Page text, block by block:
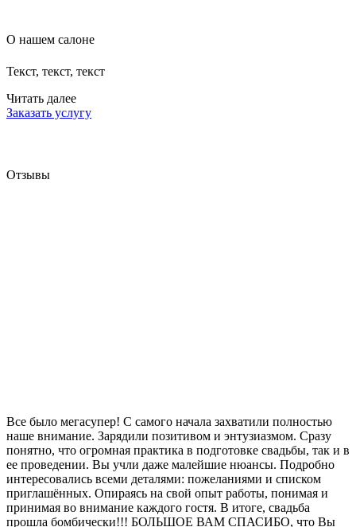
О нашем салоне
Текст, текст, текст
Читать далее
Заказать услугу
Отзывы
Все было мегасупер! С самого начала захватили полностью
наше внимание. Зарядили позитивом и энтузиазмом. Сразу
понятно, что огромная практика в подготовке свадьбы, так и в
ее проведении. Вы учли даже малейшие нюансы. Подробно
интересовались всеми деталями: пожеланиями и списком
приглашённых. Опираясь на свой опыт работы, понимая и
принимая во внимание каждого гостя. В итоге, свадьба
прошла бомбически!!! БОЛЬШОЕ ВАМ СПАСИБО, что Вы